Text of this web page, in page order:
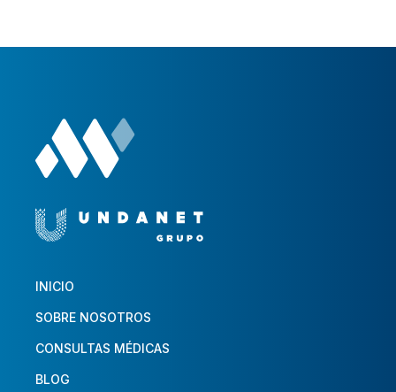
INICIO
SOBRE NOSOTROS
CONSULTAS MÉDICAS
BLOG